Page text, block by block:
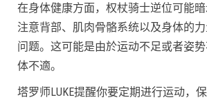
在身体健康方面，权杖骑士逆位可能
注意背部、肌肉骨骼系统以及身体的
问题。这可能是由於运动不足或者姿
体不適。
塔罗师LUKE提醒你要定期进行运动，